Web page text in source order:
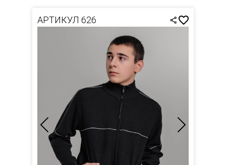
АРТИКУЛ 626